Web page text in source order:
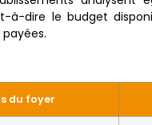
à-dire le budget
du foyer